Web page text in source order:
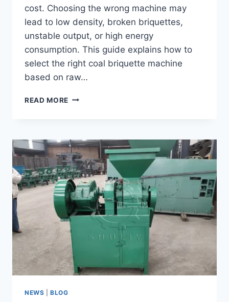
cost. Choosing the wrong machine may
lead to low density, broken briquettes,
unstable output, or high energy
consumption. This guide explains how to
select the right coal briquette machine
based on raw…
READ MORE HOW
SUITABLE
CHARCOAL
BALL
MAKER
MACHINE
FOR
BBQ
CHARCOAL
BALLS?
NEWS |BLOG